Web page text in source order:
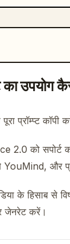
का उपयोग
प्रॉम्प्ट कॉपी
2.0 को सपोर्ट
और
के हिसाब से
जेनरेट करें।